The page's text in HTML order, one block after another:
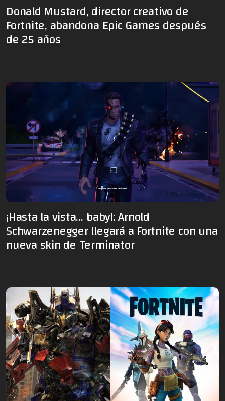
Donald Mustard, director creativo de
Fortnite, abandona Epic Games después
de 25 años
¡Hasta la vista… baby!: Arnold
Schwarzenegger llegará a Fortnite con una
nueva skin de Terminator